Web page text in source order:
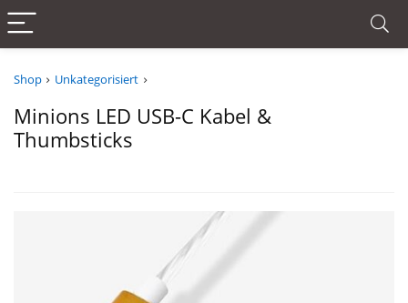
Shop Unkategorisiert
Minions LED USB-C Kabel &
Thumbsticks